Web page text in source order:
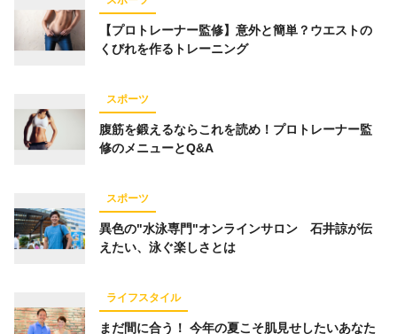
【プロトレーナー監修】意外と簡単？ウエストの
くびれを作るトレーニング
スポーツ
腹筋を鍛えるならこれを読め！プロトレーナー監
修のメニューとQ&A
スポーツ
異色の"水泳専門"オンラインサロン 石井諒が伝
えたい、泳ぐ楽しさとは
ライフスタイル
まだ間に合う！ 今年の夏こそ肌見せしたいあなた